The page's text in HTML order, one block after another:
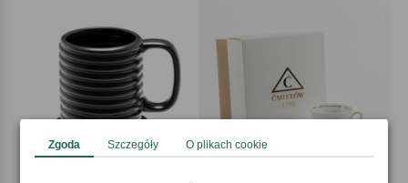
Zgoda Szczegóły O plikach cookie